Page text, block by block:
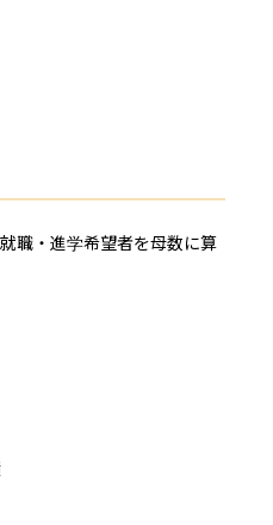
職・進学希望者を母数に算